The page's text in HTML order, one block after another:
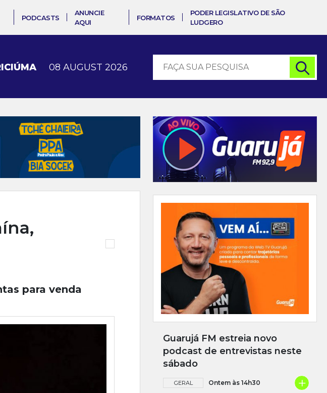
PODCASTS
ANUNCIE
AQUI
FORMATOS
PODER LEGISLATIVO DE SÃO
LUDGERO
08 AUGUST 2026
para venda
Guarujá FM estreia novo
podcast de entrevistas neste
sábado
GERAL Ontem às 14h30 +